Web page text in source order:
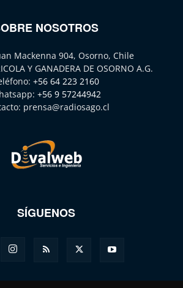
NOSOTROS
Mackenna 904, Osorno, Chile
Y GANADERA DE OSORNO A.G.
+56 64 223 2160
+56 9 57244942
prensa@radiosago.cl
SÍGUENOS